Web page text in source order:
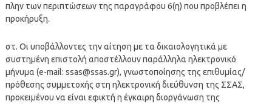
πλην των περιπτώσεων της παραγράφου 6(η) που προβλέπει η
προκήρυξη.
στ. Οι υποβάλλοντες την αίτηση με τα δικαιολογητικά με
συστημένη επιστολή αποστέλλουν παράλληλα ηλεκτρονικó
μήνυμα (e-mail: ssas@ssas.gr), γνωστοποίησης της επιθυμίας/
πρóθεσης συμμετοχής στη ηλεκτρονική διεύθυνση της ΣΣΑΣ,
προκειμένου να είναι εφικτή η έγκαιρη διοργάνωση της